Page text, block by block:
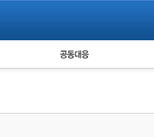
피해자 공동대응